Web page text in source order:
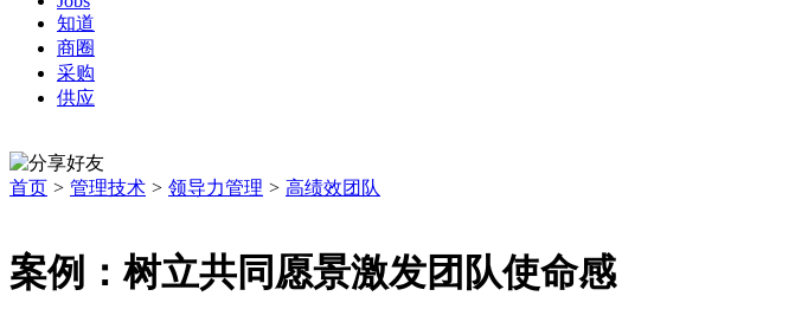
知道
商圈
采购
供应
首页 > 管理技术 > 领导力管理 > 高绩效团队
案例：树立共同愿景激发团队使命感